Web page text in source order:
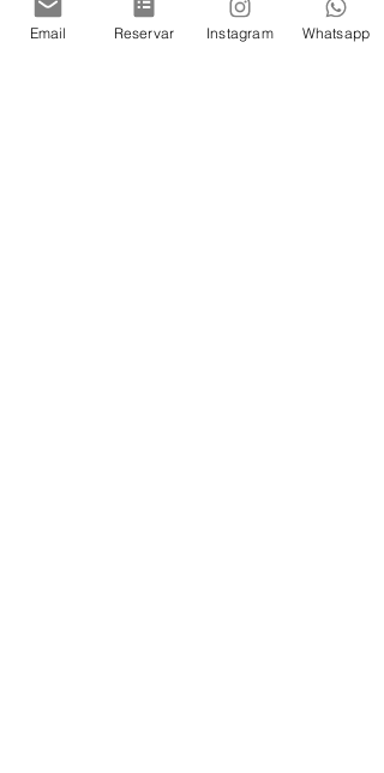
ARS 9.000,00
Email Reservar Instagram Whatsapp